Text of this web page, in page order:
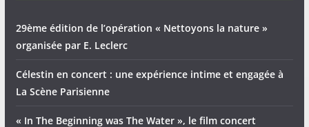
29ème édition de l’opération « Nettoyons la nature »
organisée par E. Leclerc
Célestin en concert : une expérience intime et engagée à
La Scène Parisienne
« In The Beginning was The Water », le film concert